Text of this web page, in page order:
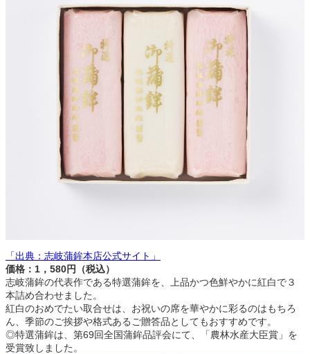
「出典：志岐蒲鉾本店公式サイト」
価格：1，580円（税込）
志岐蒲鉾の代表作である特選蒲鉾を、上品かつ色鮮やかに紅白で３
本詰め合わせました。
紅白のおめでたい取合せは、お祝いの席を華やかに彩るのはもちろ
ん、季節のご挨拶や格式あるご贈答品としてもおすすめです。
◎特選蒲鉾は、第69回全国蒲鉾品評会にて、「農林水産大臣賞」を
受賞致しました。